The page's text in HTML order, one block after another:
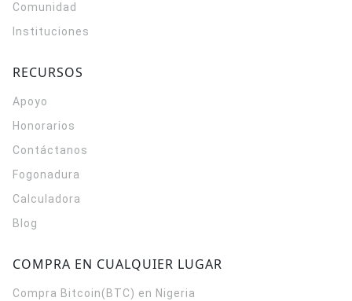
Comunidad
Instituciones
RECURSOS
Apoyo
Honorarios
Contáctanos
Fogonadura
Calculadora
Blog
COMPRA EN CUALQUIER LUGAR
Compra Bitcoin(BTC) en Nigeria